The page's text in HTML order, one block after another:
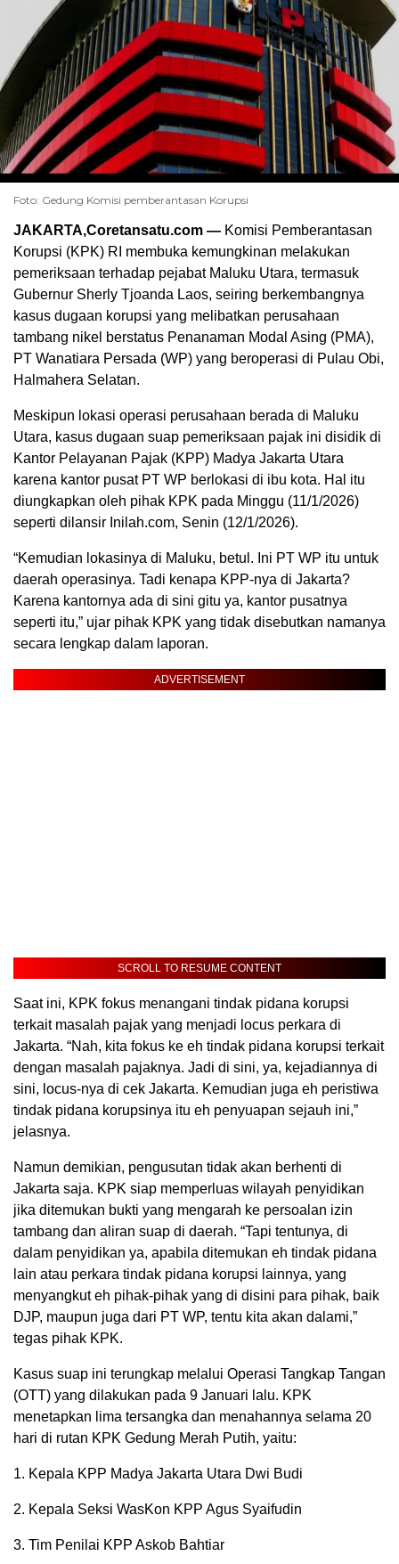
Foto: Gedung Komisi pemberantasan Korupsi
JAKARTA,Coretansatu.com — Komisi Pemberantasan
Korupsi (KPK) RI membuka kemungkinan melakukan
pemeriksaan terhadap pejabat Maluku Utara, termasuk
Gubernur Sherly Tjoanda Laos, seiring berkembangnya
kasus dugaan korupsi yang melibatkan perusahaan
tambang nikel berstatus Penanaman Modal Asing (PMA),
PT Wanatiara Persada (WP) yang beroperasi di Pulau Obi,
Halmahera Selatan.
Meskipun lokasi operasi perusahaan berada di Maluku
Utara, kasus dugaan suap pemeriksaan pajak ini disidik di
Kantor Pelayanan Pajak (KPP) Madya Jakarta Utara
karena kantor pusat PT WP berlokasi di ibu kota. Hal itu
diungkapkan oleh pihak KPK pada Minggu (11/1/2026)
seperti dilansir Inilah.com, Senin (12/1/2026).
“Kemudian lokasinya di Maluku, betul. Ini PT WP itu untuk
daerah operasinya. Tadi kenapa KPP-nya di Jakarta?
Karena kantornya ada di sini gitu ya, kantor pusatnya
seperti itu,” ujar pihak KPK yang tidak disebutkan namanya
secara lengkap dalam laporan.
ADVERTISEMENT
SCROLL TO RESUME CONTENT
Saat ini, KPK fokus menangani tindak pidana korupsi
terkait masalah pajak yang menjadi locus perkara di
Jakarta. “Nah, kita fokus ke eh tindak pidana korupsi terkait
dengan masalah pajaknya. Jadi di sini, ya, kejadiannya di
sini, locus-nya di cek Jakarta. Kemudian juga eh peristiwa
tindak pidana korupsinya itu eh penyuapan sejauh ini,”
jelasnya.
Namun demikian, pengusutan tidak akan berhenti di
Jakarta saja. KPK siap memperluas wilayah penyidikan
jika ditemukan bukti yang mengarah ke persoalan izin
tambang dan aliran suap di daerah. “Tapi tentunya, di
dalam penyidikan ya, apabila ditemukan eh tindak pidana
lain atau perkara tindak pidana korupsi lainnya, yang
menyangkut eh pihak-pihak yang di disini para pihak, baik
DJP, maupun juga dari PT WP, tentu kita akan dalami,”
tegas pihak KPK.
Kasus suap ini terungkap melalui Operasi Tangkap Tangan
(OTT) yang dilakukan pada 9 Januari lalu. KPK
menetapkan lima tersangka dan menahannya selama 20
hari di rutan KPK Gedung Merah Putih, yaitu:
1. Kepala KPP Madya Jakarta Utara Dwi Budi
2. Kepala Seksi WasKon KPP Agus Syaifudin
3. Tim Penilai KPP Askob Bahtiar